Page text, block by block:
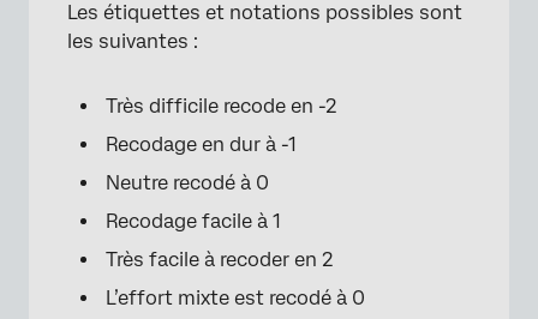
Les étiquettes et notations possibles sont
les suivantes :
Très difficile recode en -2
Recodage en dur à -1
Neutre recodé à 0
Recodage facile à 1
Très facile à recoder en 2
L’effort mixte est recodé à 0